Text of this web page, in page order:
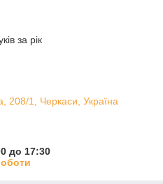
за рік
208/1, Черкаси, Україна
до 17:30